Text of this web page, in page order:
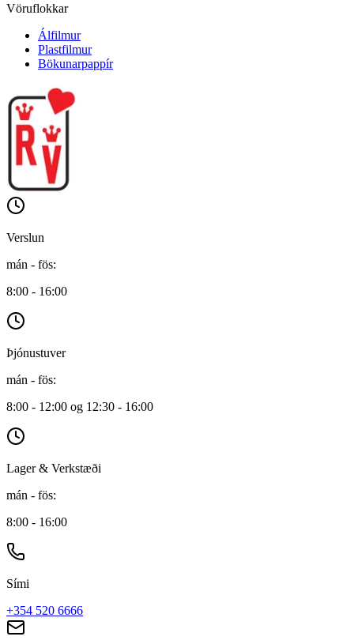
Vöruflokkar
Álfilmur
Plastfilmur
Bökunarpappír
Verslun
mán - fös:
8:00 - 16:00
Þjónustuver
mán - fös:
8:00 - 12:00 og 12:30 - 16:00
Lager & Verkstæði
mán - fös:
8:00 - 16:00
Sími
+354 520 6666